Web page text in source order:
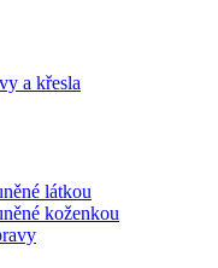
a křesla
látkou
koženkou